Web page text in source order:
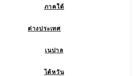
ภาคใต้
ต่างประเทศ
เนปาล
ไต้หวัน